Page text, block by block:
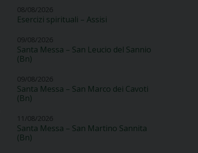
08/08/2026
Esercizi spirituali – Assisi
09/08/2026
Santa Messa – San Leucio del Sannio
(Bn)
09/08/2026
Santa Messa – San Marco dei Cavoti
(Bn)
11/08/2026
Santa Messa – San Martino Sannita
(Bn)